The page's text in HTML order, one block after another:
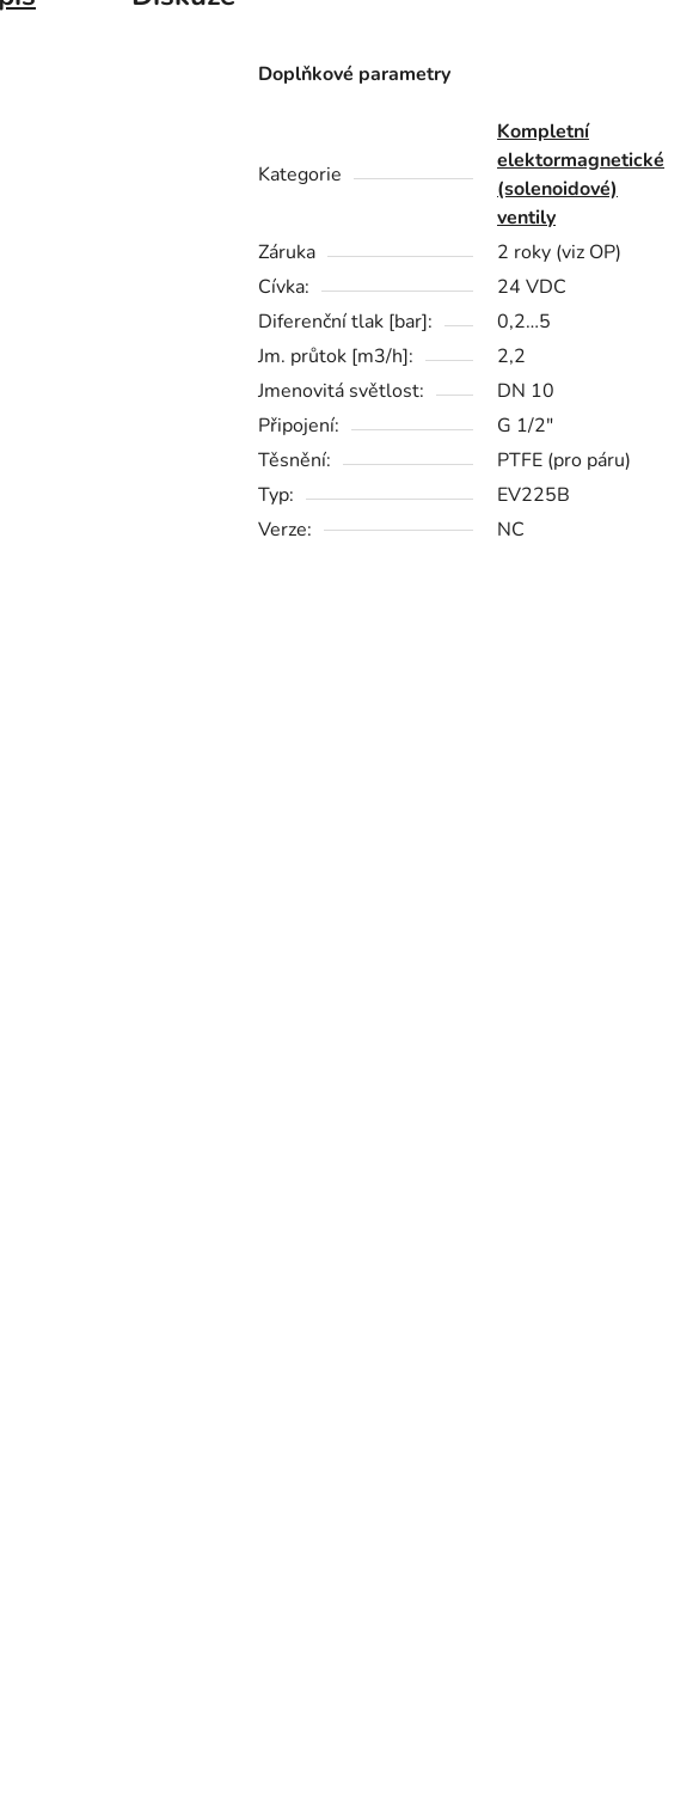
Doplňkové parametry
Kategorie
Kompletní
elektormagnetické
(solenoidové)
ventily
Záruka
2 roky (viz OP)
Cívka:
24 VDC
Diferenční tlak [bar]:
0,2…5
Jm. průtok [m3/h]:
2,2
Jmenovitá světlost:
DN 10
Připojení:
G 1/2"
Těsnění:
PTFE (pro páru)
Typ:
EV225B
Verze:
NC